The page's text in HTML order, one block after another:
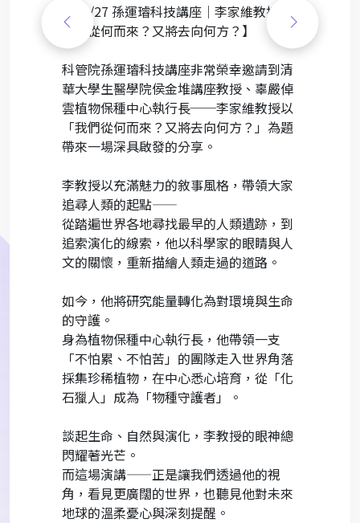
【11/27 孫運璿科技講座｜李家維教授：
我們從何而來？又將去向何方？】
科管院孫運璿科技講座非常榮幸邀請到清
華大學生醫學院侯金堆講座教授、辜嚴倬
雲植物保種中心執行長──李家維教授以
「我們從何而來？又將去向何方？」為題
帶來一場深具啟發的分享。
李教授以充滿魅力的敘事風格，帶領大家
追尋人類的起點——
從踏遍世界各地尋找最早的人類遺跡，到
追索演化的線索，他以科學家的眼睛與人
文的關懷，重新描繪人類走過的道路。
如今，他將研究能量轉化為對環境與生命
的守護。
身為植物保種中心執行長，他帶領一支
「不怕累、不怕苦」的團隊走入世界角落
採集珍稀植物，在中心悉心培育，從「化
石獵人」成為「物種守護者」。
談起生命、自然與演化，李教授的眼神總
閃耀著光芒。
而這場演講——正是讓我們透過他的視
角，看見更廣闊的世界，也聽見他對未來
地球的溫柔憂心與深刻提醒。